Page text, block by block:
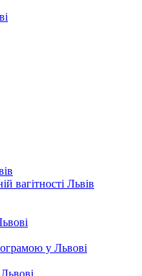
вагітності Львів
у Львові